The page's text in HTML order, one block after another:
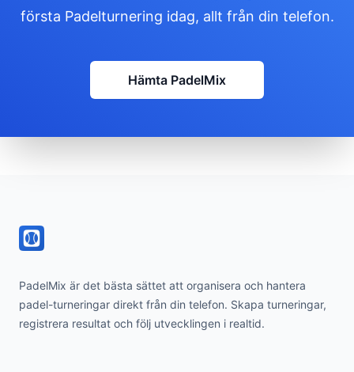
första Padelturnering idag, allt från din telefon.
Hämta PadelMix
PadelMix är det bästa sättet att organisera och hantera
padel-turneringar direkt från din telefon. Skapa turneringar,
registrera resultat och följ utvecklingen i realtid.